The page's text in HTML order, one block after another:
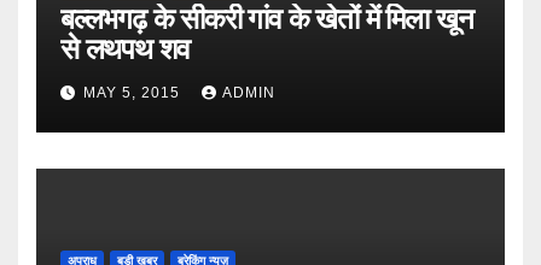
बल्लभगढ़ के सीकरी गांव के खेतों में मिला खून
से लथपथ शव
MAY 5, 2015 ADMIN
अपराध बडी ख़बर ब्रेकिंग न्यूज़